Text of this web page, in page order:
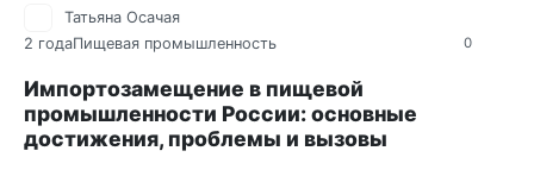
0
Татьяна Осачая
2 годаПищевая промышленность
Импортозамещение в пищевой
промышленности России: основные
достижения, проблемы и вызовы